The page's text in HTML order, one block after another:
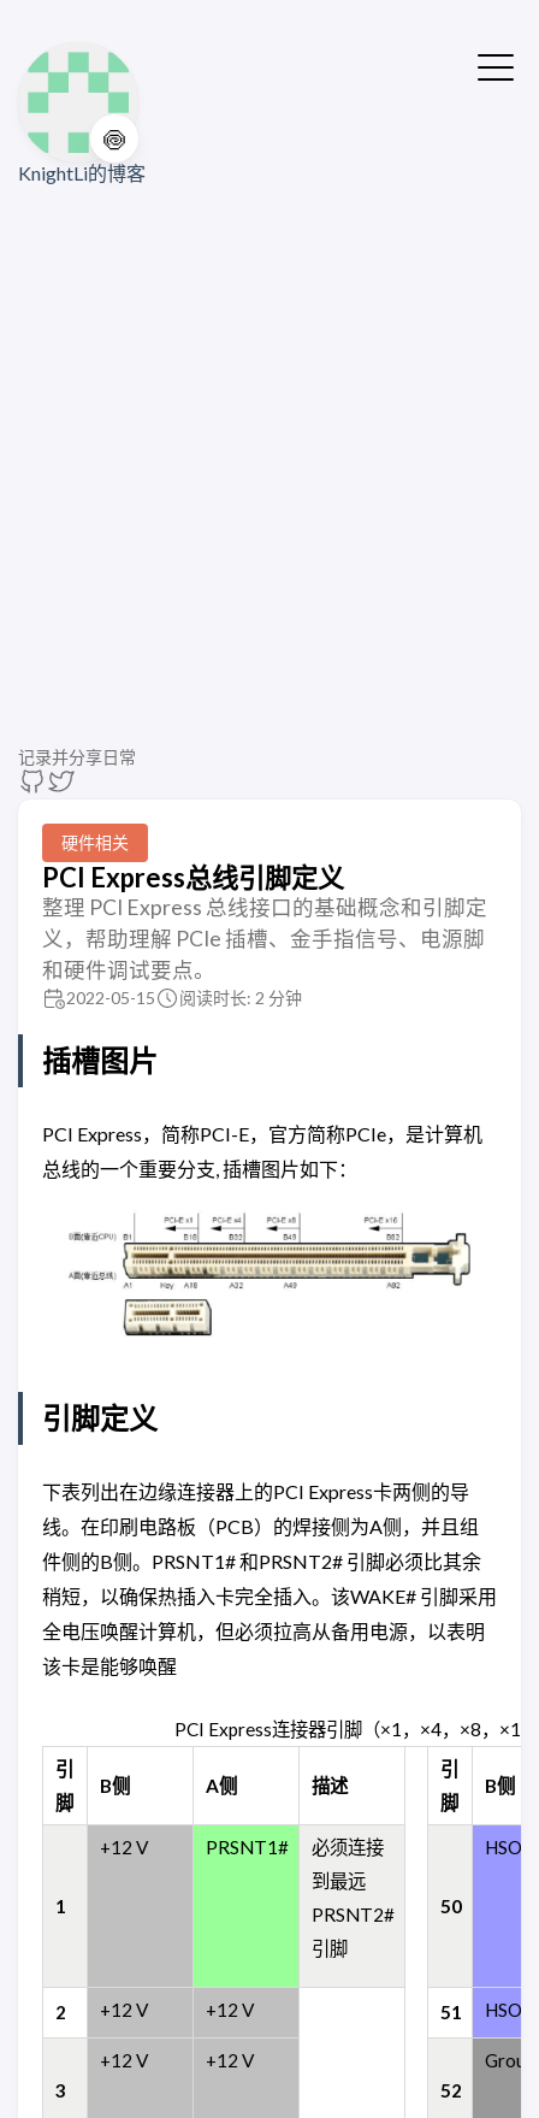
🍥
KnightLi的博客
记录并分享日常
硬件相关
PCI Express总线引脚定义
整理 PCI Express 总线接口的基础概念和引脚定
义，帮助理解 PCIe 插槽、金手指信号、电源脚
和硬件调试要点。
2022-05-15 阅读时长: 2 分钟
插槽图片
PCI Express，简称PCI-E，官方简称PCIe，是计算机
总线的一个重要分支, 插槽图片如下：
引脚定义
下表列出在边缘连接器上的PCI Express卡两侧的导
线。在印刷电路板（PCB）的焊接侧为A侧，并且组
件侧的B侧。PRSNT1# 和PRSNT2# 引脚必须比其余
稍短，以确保热插入卡完全插入。该WAKE# 引脚采用
全电压唤醒计算机，但必须拉高从备用电源，以表明
该卡是能够唤醒
PCI Express连接器引脚（×1，×4，×8，×16
引
脚
B侧 A侧 描述
引
脚
B侧
1
+12 V PRSNT1#
必须连接
到最远
PRSNT2#
引脚
50
HSOp
2 +12 V +12 V 51 HSOn
3
+12 V
+12 V
52